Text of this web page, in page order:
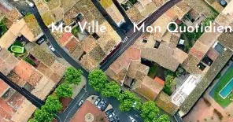
Ma Ville Mon Quotidien